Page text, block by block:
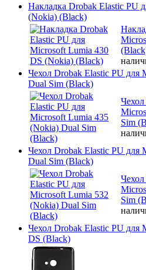
Накладка Drobak Elastic PU
(Nokia) (Black)
Чехол Drobak Elastic PU для
Dual Sim (Black)
Sim
Чехол Drobak Elastic PU для
Dual Sim (Black)
Sim
Чехол Drobak Elastic PU для
DS (Black)